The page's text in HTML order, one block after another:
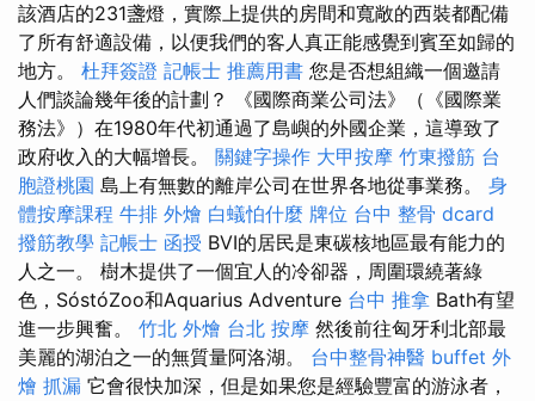
該酒店的231盞燈，實際上提供的房間和寬敞的西裝都配備
了所有舒適設備，以便我們的客人真正能感覺到賓至如歸的
地方。 杜拜簽證 記帳士 推薦用書 您是否想組織一個邀請
人們談論幾年後的計劃？ 《國際商業公司法》（《國際業
務法》）在1980年代初通過了島嶼的外國企業，這導致了
政府收入的大幅增長。 關鍵字操作 大甲按摩 竹東撥筋 台
胞證桃園 島上有無數的離岸公司在世界各地從事業務。 身
體按摩課程 牛排 外燴 白蟻怕什麼 牌位 台中 整骨 dcard
撥筋教學 記帳士 函授 BVI的居民是東碳核地區最有能力的
人之一。 樹木提供了一個宜人的冷卻器，周圍環繞著綠
色，SóstóZoo和Aquarius Adventure 台中 推拿 Bath有望
進一步興奮。 竹北 外燴 台北 按摩 然後前往匈牙利北部最
美麗的湖泊之一的無質量阿洛湖。 台中整骨神醫 buffet 外
燴 抓漏 它會很快加深，但是如果您是經驗豐富的游泳者，